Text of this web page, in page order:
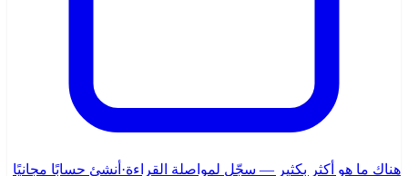
هناك ما هو أكثر بكثير — سجّل لمواصلة القراءة· أنشئ حسابًا مجانيًا